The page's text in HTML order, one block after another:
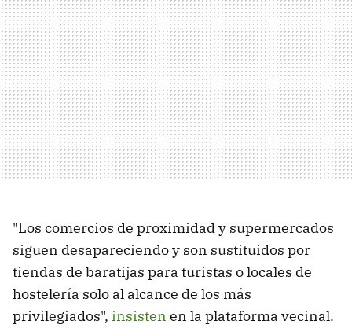
"Los comercios de proximidad y supermercados
siguen desapareciendo y son sustituidos por
tiendas de baratijas para turistas o locales de
hostelería solo al alcance de los más
privilegiados", insisten en la plataforma vecinal.